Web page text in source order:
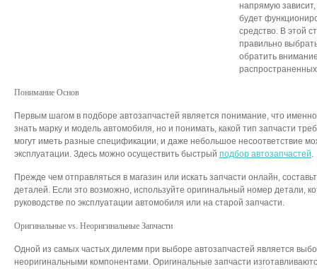
напрямую
будет
средство. В этой
правильно
обратить
Понимание Основ
Первым шагом в подборе автозапчастей является понимание, что
знать марку и модель автомобиля, но и понимать, какой тип запчасти
могут иметь разные спецификации, и даже небольшое несоответствие
эксплуатации. Здесь можно осуществить быстрый подбор автозапчастей.
Прежде чем отправляться в магазин или искать запчасти онлайн,
деталей. Если это возможно, используйте оригинальный номер детали,
руководстве по эксплуатации автомобиля или на старой запчасти.
Оригинальные vs. Неоригинальные Запчасти
Одной из самых частых дилемм при выборе автозапчастей является
неоригинальными компонентами. Оригинальные запчасти